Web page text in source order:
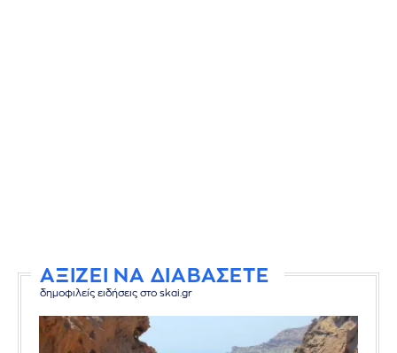
ΑΞΙΖΕΙ ΝΑ ΔΙΑΒΑΣΕΤΕ
δημοφιλείς ειδήσεις στο skai.gr